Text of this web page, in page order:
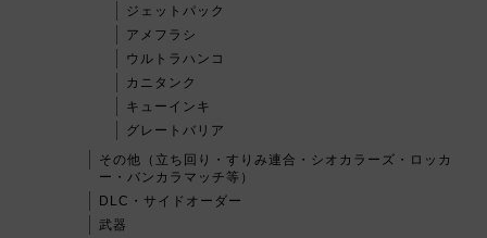
ジェットパック
アメフラシ
ウルトラハンコ
カニタンク
キューインキ
グレートバリア
その他（立ち回り・すりみ連合・シオカラーズ・ロッカ
ー・バンカラマッチ等）
DLC・サイドオーダー
武器